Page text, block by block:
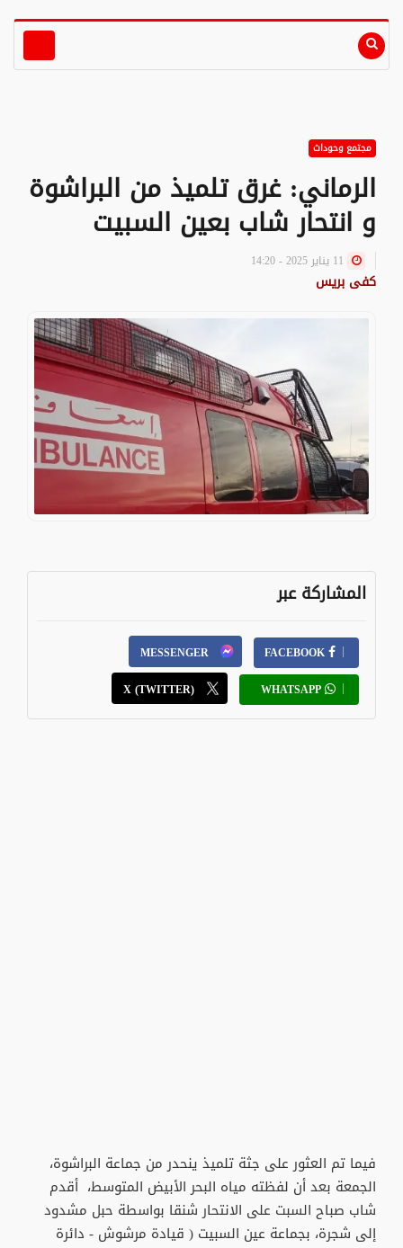
مجتمع وحوداث
الرماني: غرق تلميذ من البراشوة
و انتحار شاب بعين السبيت
كفى بريس
المشاركة عبر
FACEBOOK
MESSENGER
WHATSAPP
X (TWITTER)
فيما تم العثور على جثة تلميذ ينحدر من جماعة البراشوة،
الجمعة بعد أن لفظته مياه البحر الأبيض المتوسط، أقدم
شاب صباح السبت على الانتحار شنقا بواسطة حبل مشدود
إلى شجرة، بجماعة عين السبيت ( قيادة مرشوش - دائرة